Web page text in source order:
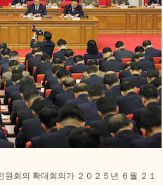
회의 확대회의가 ２０２５년 ６월 ２１